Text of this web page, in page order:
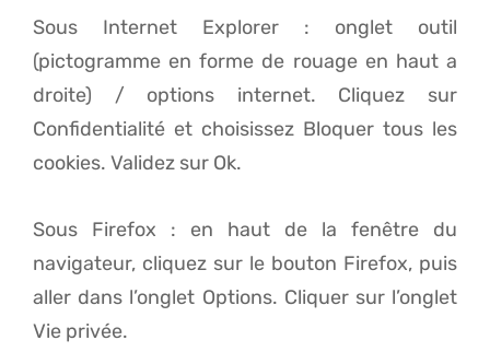
Sous Internet Explorer : onglet outil
(pictogramme en forme de rouage en haut a
droite) / options internet. Cliquez sur
Confidentialité et choisissez Bloquer tous les
cookies. Validez sur Ok.
Sous Firefox : en haut de la fenêtre du
navigateur, cliquez sur le bouton Firefox, puis
aller dans l’onglet Options. Cliquer sur l’onglet
Vie privée.